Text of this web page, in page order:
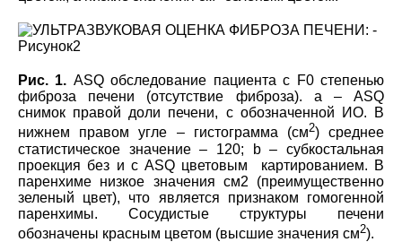
Рис. 1. ASQ обследование пациента с F0 степенью
фиброза печени (отсутствие фиброза). a –ASQ
снимок правой доли печени, с обозначенной ИО. В
нижнем правом угле – гистограмма (см2) среднее
статистическое значение – 120; b – субкостальная
проекция без и с ASQ цветовым картированием. В
паренхиме низкое значения см2 (преимущественно
зеленый цвет), что является признаком гомогенной
паренхимы. Сосудистые структуры печени
обозначены красным цветом (высшие значения см2).